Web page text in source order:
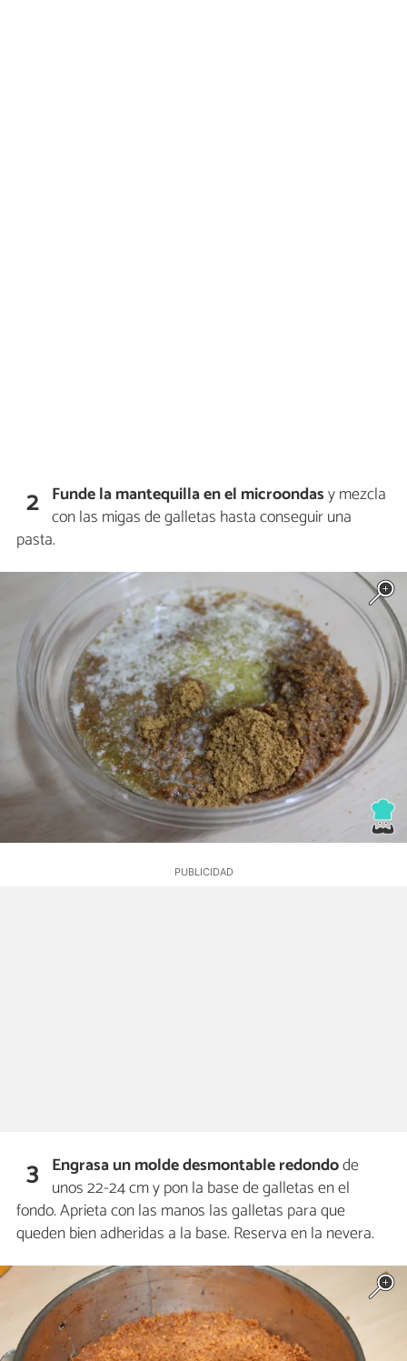
2 Funde la mantequilla en el microondasy mezcla
con las migas de galletas hasta conseguir una
pasta.
3 Engrasa un molde desmontable redondode
unos 22-24 cm y pon la base de galletas en el
fondo. Aprieta con las manos las galletas para que
queden bien adheridas a la base. Reserva en la nevera.